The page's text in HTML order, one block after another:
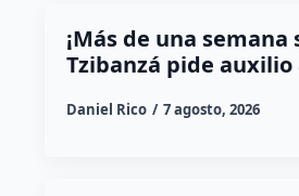
¡Más de una semana
Tzibanzá pide auxilio
Daniel Rico 7 agosto, 2026